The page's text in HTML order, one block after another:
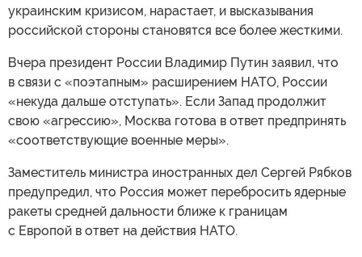
украинским кризисом, нарастает, и высказывания
российской стороны становятся все более жесткими.
Вчера президент России Владимир Путин заявил, что
в связи с «поэтапным» расширением НАТО, России
«некуда дальше отступать». Если Запад продолжит
свою «агрессию», Москва готова в ответ предпринять
«соответствующие военные меры».
Заместитель министра иностранных дел Сергей Рябков
предупредил, что Россия может перебросить ядерные
ракеты средней дальности ближе к границам
с Европой в ответ на действия НАТО.